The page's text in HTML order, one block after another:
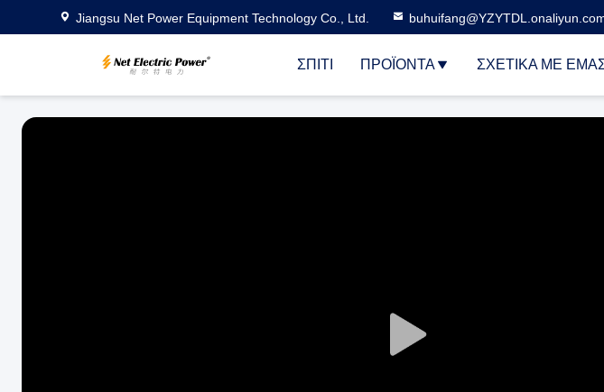
Jiangsu Net Power Equipment Technology Co., Ltd.
ΣΠΊΤΙ ΠΡΟΪΌΝΤΑ ΣΧΕΤΙΚΆ ΜΕ
Play